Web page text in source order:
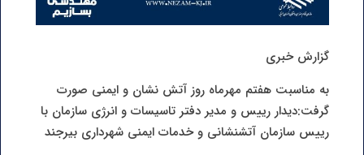
گزارش خبری
به مناسبت هفتم مهرماه روز آتش نشان و ایمنی صورت
گرفت:دیدار رییس و مدیر دفتر تاسیسات و انرژی سازمان با
رییس سازمان آتشنشانی و خدمات ایمنی شهرداری بیرجند